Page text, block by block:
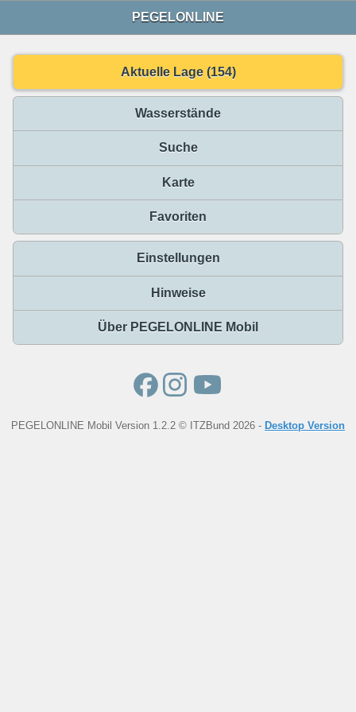
PEGELONLINE
Aktuelle Lage (154)
Wasserstände
Suche
Karte
Favoriten
Einstellungen
Hinweise
Über PEGELONLINE Mobil
PEGELONLINE Mobil Version 1.2.2 © ITZBund 2026 - Desktop Version